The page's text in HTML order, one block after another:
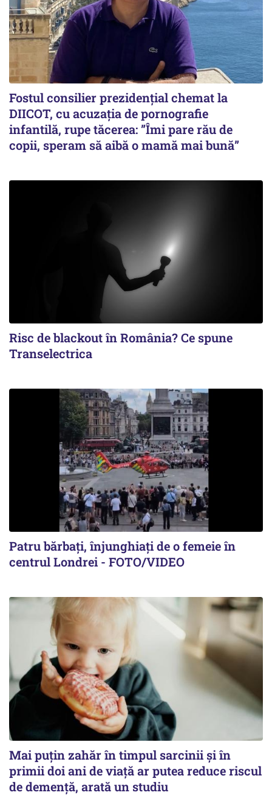
Fostul consilier prezidențial chemat la
DIICOT, cu acuzația de pornografie
infantilă, rupe tăcerea: ”Îmi pare rău de
copii, speram să aibă o mamă mai bună”
Risc de blackout în România? Ce spune
Transelectrica
Patru bărbați, înjunghiați de o femeie în
centrul Londrei - FOTO/VIDEO
Mai puțin zahăr în timpul sarcinii și în
primii doi ani de viață ar putea reduce riscul
de demență, arată un studiu